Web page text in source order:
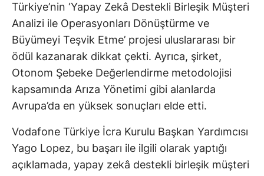
Türkiye’nin ‘Yapay Zekâ Destekli Birleşik Müşteri
Analizi ile Operasyonları Dönüştürme ve
Büyümeyi Teşvik Etme’ projesi uluslararası bir
ödül kazanarak dikkat çekti. Ayrıca, şirket,
Otonom Şebeke Değerlendirme metodolojisi
kapsamında Arıza Yönetimi gibi alanlarda
Avrupa’da en yüksek sonuçları elde etti.
Vodafone Türkiye İcra Kurulu Başkan Yardımcısı
Yago Lopez, bu başarı ile ilgili olarak yaptığı
açıklamada, yapay zekâ destekli birleşik müşteri